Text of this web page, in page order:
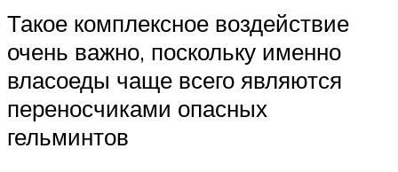
Такое комплексное воздействие
очень важно, поскольку именно
власоеды чаще всего являются
переносчиками опасных
гельминтов